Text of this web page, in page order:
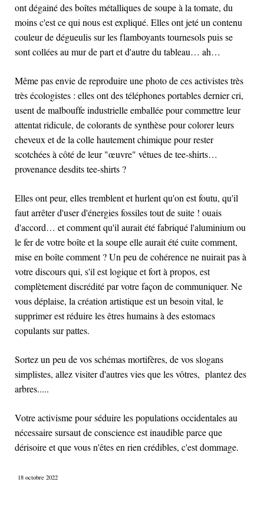
ont dégainé des boîtes métalliques de soupe à la tomate, du
moins c'est ce qui nous est expliqué. Elles ont jeté un contenu
couleur de dégueulis sur les flamboyants tournesols puis se
sont collées au mur de part et d'autre du tableau… ah…
Même pas envie de reproduire une photo de ces activistes très
très écologistes : elles ont des téléphones portables dernier cri,
usent de malbouffe industrielle emballée pour commettre leur
attentat ridicule, de colorants de synthèse pour colorer leurs
cheveux et de la colle hautement chimique pour rester
scotchées à côté de leur "œuvre" vêtues de tee-shirts…
provenance desdits tee-shirts ?
Elles ont peur, elles tremblent et hurlent qu'on est foutu, qu'il
faut arrêter d'user d'énergies fossiles tout de suite ! ouais
d'accord… et comment qu'il aurait été fabriqué l'aluminium ou
le fer de votre boîte et la soupe elle aurait été cuite comment,
mise en boîte comment ? Un peu de cohérence ne nuirait pas à
votre discours qui, s'il est logique et fort à propos, est
complètement discrédité par votre façon de communiquer. Ne
vous déplaise, la création artistique est un besoin vital, le
supprimer est réduire les êtres humains à des estomacs
copulants sur pattes.
Sortez un peu de vos schémas mortifères, de vos slogans
simplistes, allez visiter d'autres vies que les vôtres, plantez des
arbres.....
Votre activisme pour séduire les populations occidentales au
nécessaire sursaut de conscience est inaudible parce que
dérisoire et que vous n'êtes en rien crédibles, c'est dommage.
18 octobre 2022